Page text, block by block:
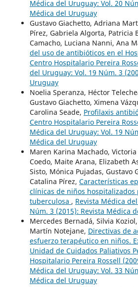
Médica del Uruguay: Vol. 20
Médica del Uruguay
Gustavo Giachetto, Adriana
Pírez, Gabriela Algorta, Patricia
Camacho, Luciana Nanni, Ana
del uso de antibióticos en el
Centro Hospitalario Pereira
del Uruguay: Vol. 19 Núm. 3
Uruguay
Noelia Speranza, Héctor
Gustavo Giachetto, Ximena
Carolina Seade, Profilaxis
Centro Hospitalario Pereira
Médica del Uruguay: Vol. 19
Médica del Uruguay
Maren Karina Machado,
Coedo, Maite Arana, Elizabeth
Sisto, Mónica Pujadas, Gustavo
Catalina Pírez, Características
clínicas de niños
tuberculosa , Revista Médica
Núm. 3 (2015): Revista Médica
Mercedes Bernadá, Silvia
Martín Notejane, Directivas de
esfuerzo terapéutico en niños.
Unidad de Cuidados Paliativos
Hospitalario Pereira Rossell
Médica del Uruguay: Vol. 33
Médica del Uruguay